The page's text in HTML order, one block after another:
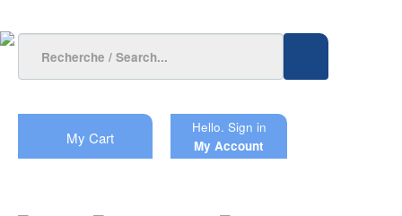
My Cart
Hello. Sign in
My Account